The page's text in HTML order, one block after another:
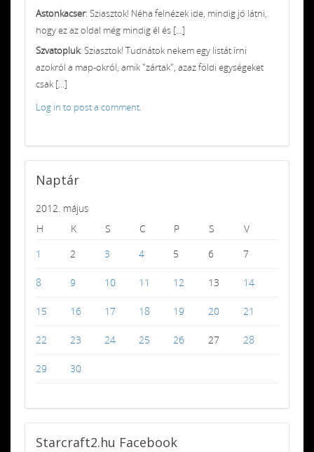
Astonkacser: Sziasztok! Néha felnézek ide, mindig jó látni,
hogy ez az oldal még mindig él és [...]
Szvatopluk: Sziasztok! Tudnátok nekem egy listát írni
azokról a map-okról, amik "zártak", azaz földi egységeket
csak [...]
Log in to post a comment.
Naptár
2012. május
H
K S C P S
V
1
2 3 4 5 6 7
8 9 10 11 12 13 14
15 16 17 18 19 20 21
22 23 24 25 26 27 28
29 30
Starcraft2.hu Facebook